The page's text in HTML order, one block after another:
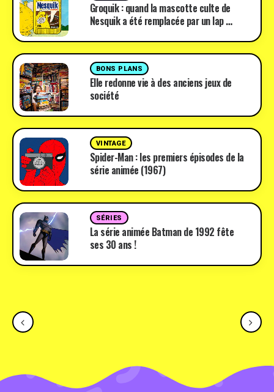
Groquik : quand la mascotte culte de
Nesquik a été remplacée par un lap …
BONS PLANS
Elle redonne vie à des anciens jeux de
société
VINTAGE
Spider-Man : les premiers épisodes de la
série animée (1967)
SÉRIES
La série animée Batman de 1992 fête
ses 30 ans !